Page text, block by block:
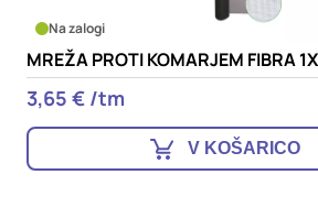
Na zalogi
MREŽA PROTI KOMARJEM FIBRA
3,65 € /tm
V KOŠARICO